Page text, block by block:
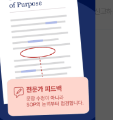
스크랩 신고